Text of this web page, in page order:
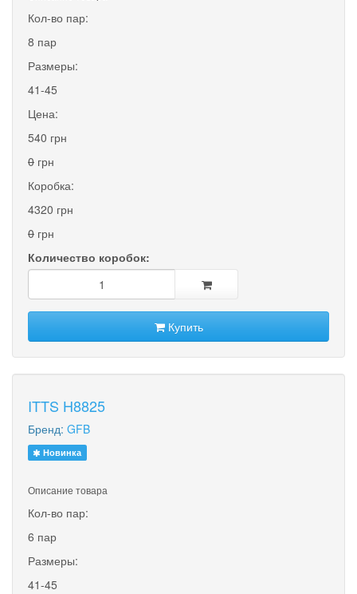
Кол-во пар:
8 пар
Размеры:
41-45
Цена:
540 грн
0 грн
Коробка:
4320 грн
0 грн
Количество коробок:
Купить
ITTS H8825
Бренд: GFB
Новинка
Описание товара
Кол-во пар:
6 пар
Размеры:
41-45